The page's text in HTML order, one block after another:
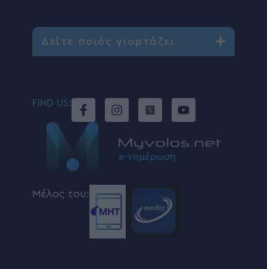
Δείτε ποιός γιορτάζει
FIND US:
Μέλος του: